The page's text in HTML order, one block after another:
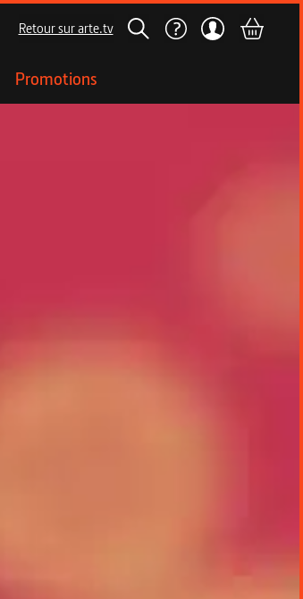
Retour sur arte.tv
Promotions